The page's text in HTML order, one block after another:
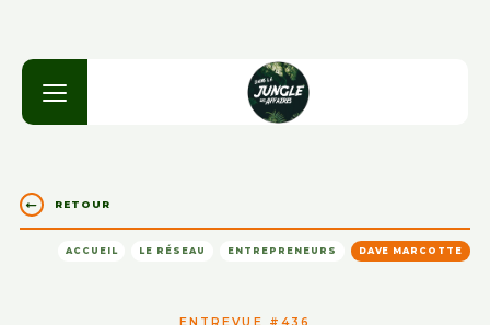
RETOUR
ACCUEIL LE RÉSEAU ENTREPRENEURS DAVE MARCOTTE